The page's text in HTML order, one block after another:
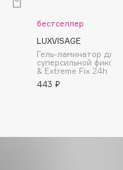
бестселлер
LUXVISAGE
Гель-ламинатор для
суперсильной
& Extreme Fix 24h
443 ₽